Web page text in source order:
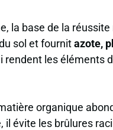
la base de la réussite
sol et fournitazote,
les éléments
organique
il évite les brûlures